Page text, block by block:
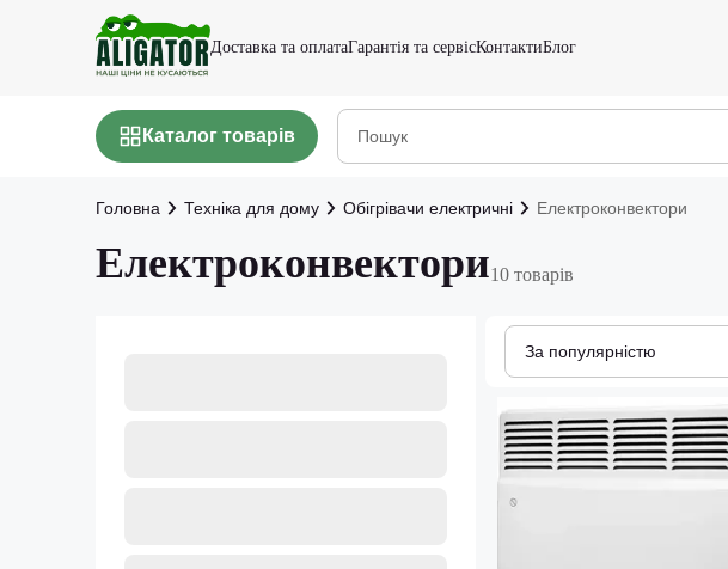
Доставка та оплатаГарантія та сервісКонтактиБлог
Каталог товарів
Головна Техніка для дому Обігрівачи електричні Електроконвектори
Електроконвектори10 товарів
За популярністю